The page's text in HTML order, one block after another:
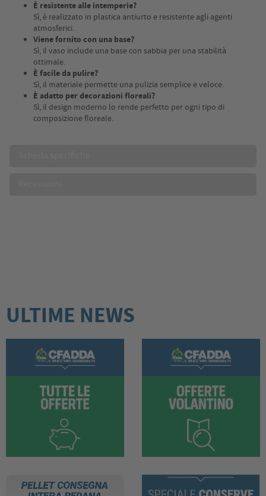
È resistente alle intemperie?
Sì, è realizzato in plastica antiurto e resistente agli agenti
atmosferici.
Viene fornito con una base?
Sì, il vaso include una base con sabbia per una stabilità
ottimale.
È facile da pulire?
Sì, il materiale permette una pulizia semplice e veloce.
È adatto per decorazioni floreali?
Sì, il design moderno lo rende perfetto per ogni tipo di
composizione floreale.
ULTIME NEWS